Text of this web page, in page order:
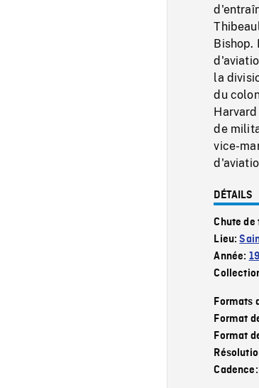
Bishop.
la
du
de
vice-
DÉTAILS
Chute de
Lieu:
Année:
Formats
Format
Format
Cadence: